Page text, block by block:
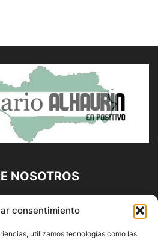
consentimiento
utilizamos tecnologías como las
NOSOTROS
Propiedad de
| 639 95 71 95 | Noticias de
Málaga y Provincia|